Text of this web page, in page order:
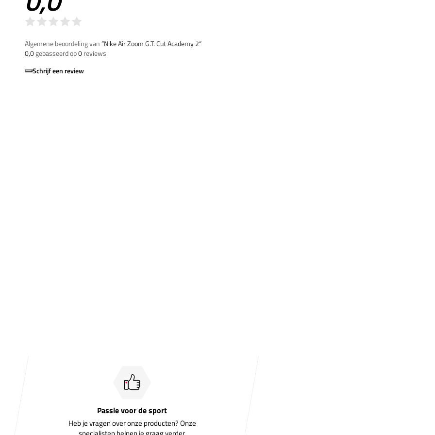
Algemene beoordeling van”Nike Air Zoom G.T. Cut Academy 2“
0,0gebasseerd op0reviews
Schrijf een review
Passie voor de sport
Heb je vragen over onze producten? Onze